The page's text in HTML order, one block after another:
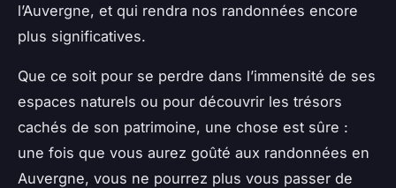
l’Auvergne, et qui rendra nos randonnées encore
plus significatives.
Que ce soit pour se perdre dans l’immensité de ses
espaces naturels ou pour découvrir les trésors
cachés de son patrimoine, une chose est sûre :
une fois que vous aurez goûté aux randonnées en
Auvergne, vous ne pourrez plus vous passer de